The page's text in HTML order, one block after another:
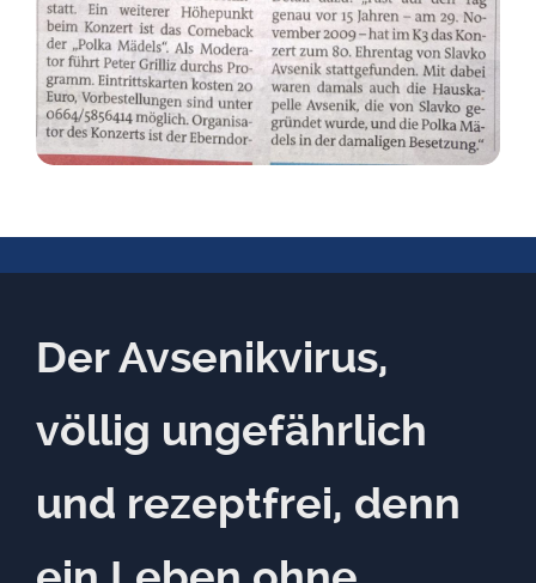
Der Avsenikvirus,
völlig ungefährlich
und rezeptfrei, denn